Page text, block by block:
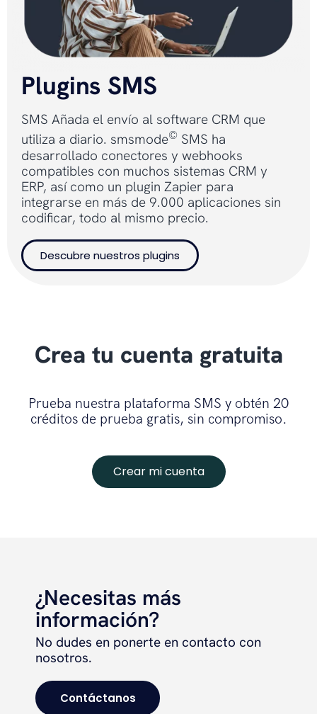
Plugins SMS
SMS Añada el envío al software CRM que
utiliza a diario. smsmode© SMS ha
desarrollado conectores y webhooks
compatibles con muchos sistemas CRM y
ERP, así como un plugin Zapier para
integrarse en más de 9.000 aplicaciones sin
codificar, todo al mismo precio.
Descubre nuestros plugins
Crea tu cuenta gratuita
Prueba nuestra plataforma SMS y obtén 20
créditos de prueba gratis, sin compromiso.
Crear mi cuenta
¿Necesitas más
información?
No dudes en ponerte en contacto con
nosotros.
Contáctanos